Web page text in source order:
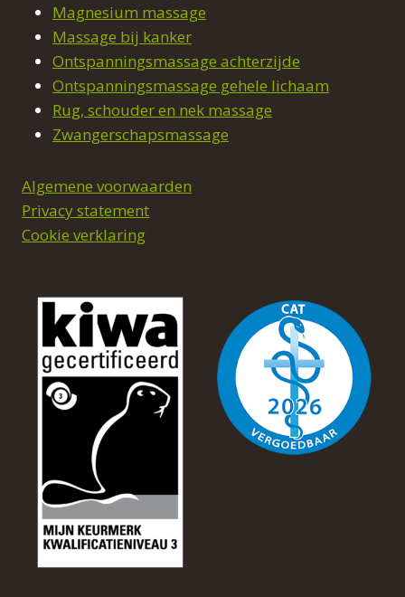
Magnesium massage
Massage bij kanker
Ontspanningsmassage achterzijde
Ontspanningsmassage gehele lichaam
Rug, schouder en nek massage
Zwangerschapsmassage
Algemene voorwaarden
Privacy statement
Cookie verklaring